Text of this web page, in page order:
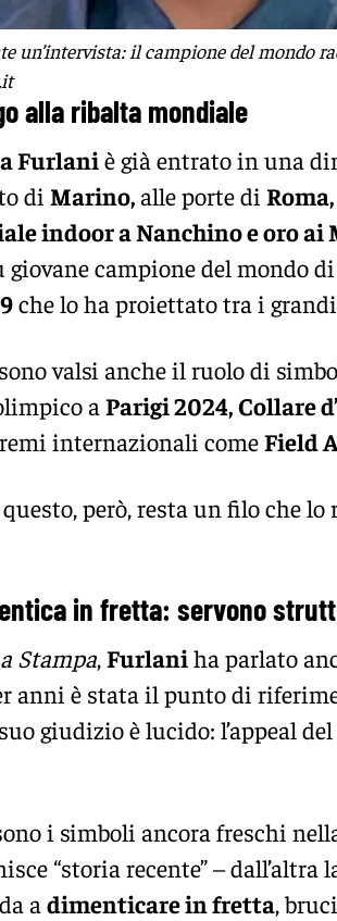
un’intervista: il campione del mondo
alla ribalta mondiale
Furlaniè già entrato in una
di Marino,alle porte di Roma,
indoor a Nanchino e oro ai
campione del mondo
che lo ha proiettato tra i
valsi anche il ruolo di
a Parigi 2024,Collare
internazionali comeField
però, resta un filo che lo
in fretta: servono
Stampa,Furlaniha parlato
anni è stata il punto di
giudizio è lucido: l’appeal del
i simboli ancora freschi
“storia recente” – dall’altra
a dimenticare in fretta,